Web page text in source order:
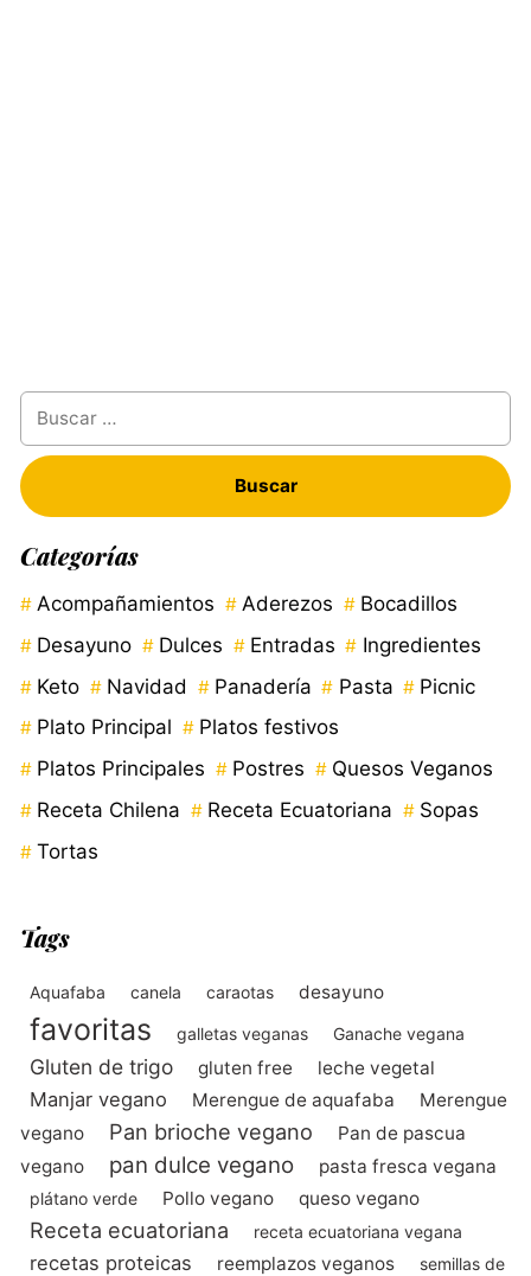
Buscar:
Categorías
Acompañamientos Aderezos
Bocadillos
Desayuno
Dulces Entradas
Ingredientes
Keto
Navidad Panadería Pasta
Picnic
Plato Principal
Platos festivos
Platos Principales
Postres
Quesos Veganos
Receta Chilena
Receta Ecuatoriana
Sopas
Tortas
Tags
Aquafaba canela caraotas desayuno
favoritas galletas veganas Ganache vegana
Gluten de trigo gluten free leche vegetal
Manjar vegano Merengue de aquafaba
Merengue
vegano
Pan brioche vegano
Pan de pascua
vegano
pan dulce vegano pasta fresca vegana
plátano verde Pollo vegano queso vegano
Receta ecuatoriana receta ecuatoriana vegana
recetas proteicas reemplazos veganos
semillas de